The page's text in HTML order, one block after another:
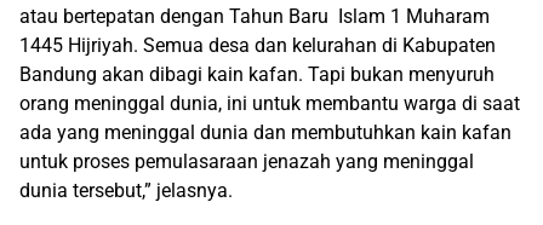
atau bertepatan dengan Tahun Baru Islam 1 Muharam
1445 Hijriyah. Semua desa dan kelurahan di Kabupaten
Bandung akan dibagi kain kafan. Tapi bukan menyuruh
orang meninggal dunia, ini untuk membantu warga di saat
ada yang meninggal dunia dan membutuhkan kain kafan
untuk proses pemulasaraan jenazah yang meninggal
dunia tersebut,” jelasnya.